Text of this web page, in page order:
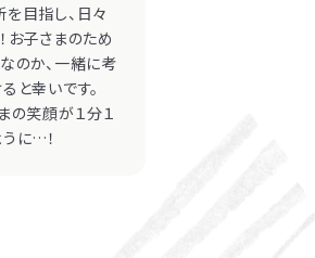
LITALICOキャリア
ト
LITALICO発達特性検査
目指し、日々
お子さまのため
のか、一緒に考
と幸いです。
の笑顔が１分１
に…！